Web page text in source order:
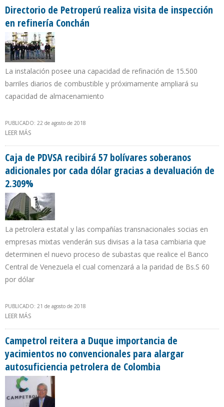
Directorio de Petroperú realiza visita de inspección
en refinería Conchán
La instalación posee una capacidad de refinación de 15.500
barriles diarios de combustible y próximamente ampliará su
capacidad de almacenamiento
PUBLICADO: 22 de agosto de 2018
LEER MÁS
Caja de PDVSA recibirá 57 bolívares soberanos
adicionales por cada dólar gracias a devaluación de
2.309%
La petrolera estatal y las compañías transnacionales socias en
empresas mixtas venderán sus divisas a la tasa cambiaria que
determinen el nuevo proceso de subastas que realice el Banco
Central de Venezuela el cual comenzará a la paridad de Bs.S 60
por dólar
PUBLICADO: 21 de agosto de 2018
LEER MÁS
2.309%
Campetrol reitera a Duque importancia de
yacimientos no convencionales para alargar
autosuficiencia petrolera de Colombia